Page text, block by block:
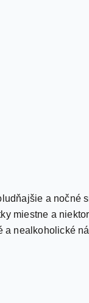
a nočné
miestne a
nealkoholické